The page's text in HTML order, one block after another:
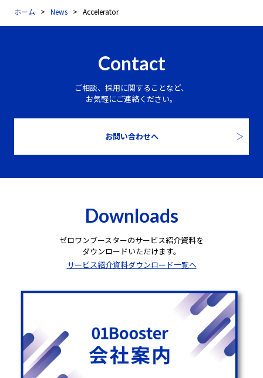
ホーム News Accelerator
Contact
ご相談、採用に関することなど、
お気軽にご連絡ください。
お問い合わせへ
Downloads
ゼロワンブースターのサービス紹介資料を
ダウンロードいただけます。
サービス紹介資料ダウンロード一覧へ